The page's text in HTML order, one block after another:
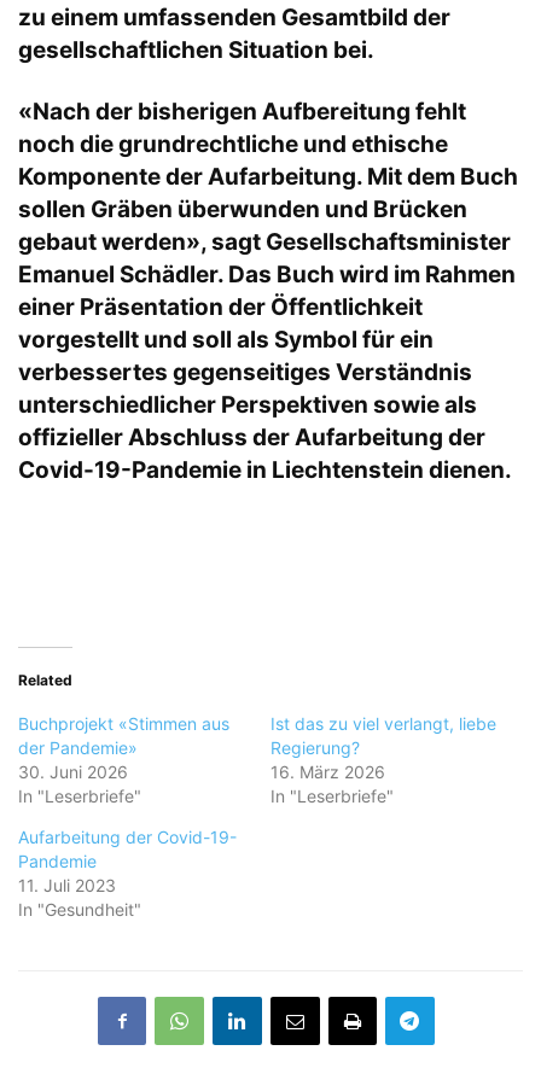
zu einem umfassenden Gesamtbild der
gesellschaftlichen Situation bei.
«Nach der bisherigen Aufbereitung fehlt
noch die grundrechtliche und ethische
Komponente der Aufarbeitung. Mit dem Buch
sollen Gräben überwunden und Brücken
gebaut werden», sagt Gesellschaftsminister
Emanuel Schädler. Das Buch wird im Rahmen
einer Präsentation der Öffentlichkeit
vorgestellt und soll als Symbol für ein
verbessertes gegenseitiges Verständnis
unterschiedlicher Perspektiven sowie als
offizieller Abschluss der Aufarbeitung der
Covid-19-Pandemie in Liechtenstein dienen.
Related
Buchprojekt «Stimmen aus
der Pandemie»
30. Juni 2026
In "Leserbriefe"
Ist das zu viel verlangt, liebe
Regierung?
16. März 2026
In "Leserbriefe"
Aufarbeitung der Covid-19-
Pandemie
11. Juli 2023
In "Gesundheit"